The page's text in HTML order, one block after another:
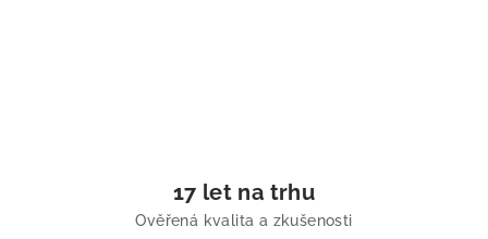
17 let na trhu
Ověřená kvalita a zkušenosti